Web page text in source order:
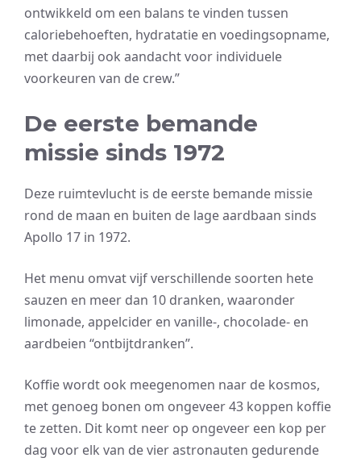
ontwikkeld om een balans te vinden tussen
caloriebehoeften, hydratatie en voedingsopname,
met daarbij ook aandacht voor individuele
voorkeuren van de crew.”
De eerste bemande
missie sinds 1972
Deze ruimtevlucht is de eerste bemande missie
rond de maan en buiten de lage aardbaan sinds
Apollo 17 in 1972.
Het menu omvat vijf verschillende soorten hete
sauzen en meer dan 10 dranken, waaronder
limonade, appelcider en vanille-, chocolade- en
aardbeien “ontbijtdranken”.
Koffie wordt ook meegenomen naar de kosmos,
met genoeg bonen om ongeveer 43 koppen koffie
te zetten. Dit komt neer op ongeveer een kop per
dag voor elk van de vier astronauten gedurende